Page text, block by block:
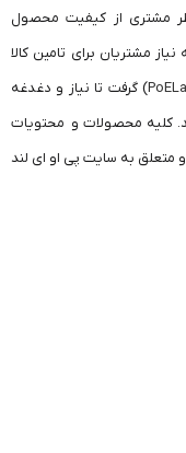
خاطر مشتری از کیفیت محصول
مشتریان برای تامین کالا
) گرفت تا نیاز و دغدغه
کلیه محصولات و محتویات
متعلق به سایت پی او ای لند